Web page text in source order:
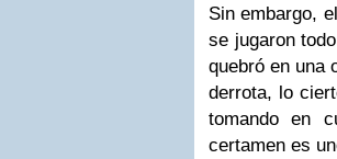
Sin embargo,
se jugaron
quebró en una
derrota, lo
tomando en
certamen es